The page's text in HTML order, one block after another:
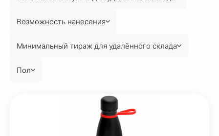
Возможность нанесения
Минимальный тираж для удалённого склада
Пол